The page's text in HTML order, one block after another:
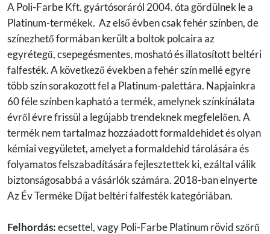
A Poli-Farbe Kft. gyártósoráról 2004. óta gördülnek le a
Platinum-termékek. Az első évben csak fehér színben, de
színezhető formában került a boltok polcaira az
egyrétegű, csepegésmentes, mosható és illatosított beltéri
falfesték. A következő években a fehér szín mellé egyre
több szín sorakozott fel a Platinum-palettára. Napjainkra
60 féle színben kapható a termék, amelynek színkínálata
évről évre frissül a legújabb trendeknek megfelelően. A
termék nem tartalmaz hozzáadott formaldehidet és olyan
kémiai vegyületet, amelyet a formaldehid tárolására és
folyamatos felszabadítására fejlesztettek ki, ezáltal válik
biztonságosabbá a vásárlók számára. 2018-ban elnyerte
Az Év Terméke Díjat beltéri falfesték kategóriában.
Felhordás:ecsettel, vagy Poli-Farbe Platinum rövid szőrű